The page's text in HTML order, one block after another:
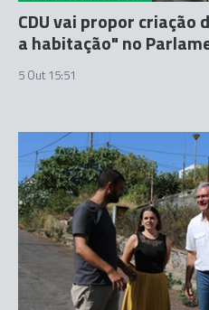
CDU vai propor criação
a habitação" no
5 Out 15:51